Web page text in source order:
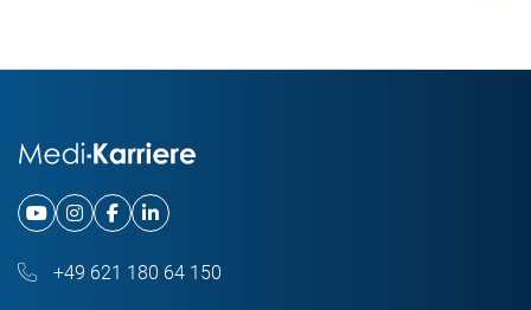
+49 621 180 64 150